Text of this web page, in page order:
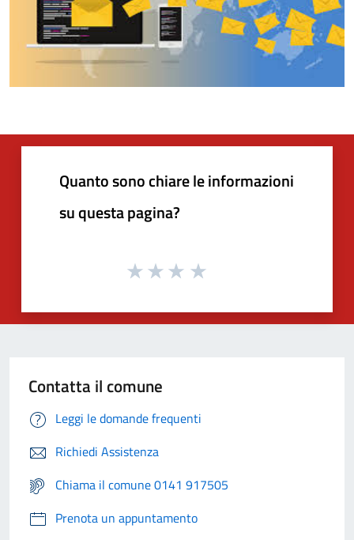
Quanto sono chiare le informazioni
su questa pagina?
Contatta il comune
Leggi le domande frequenti
Richiedi Assistenza
Chiama il comune 0141 917505
Prenota un appuntamento